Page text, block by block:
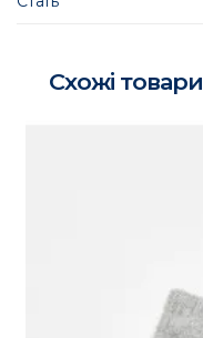
Схожі товари